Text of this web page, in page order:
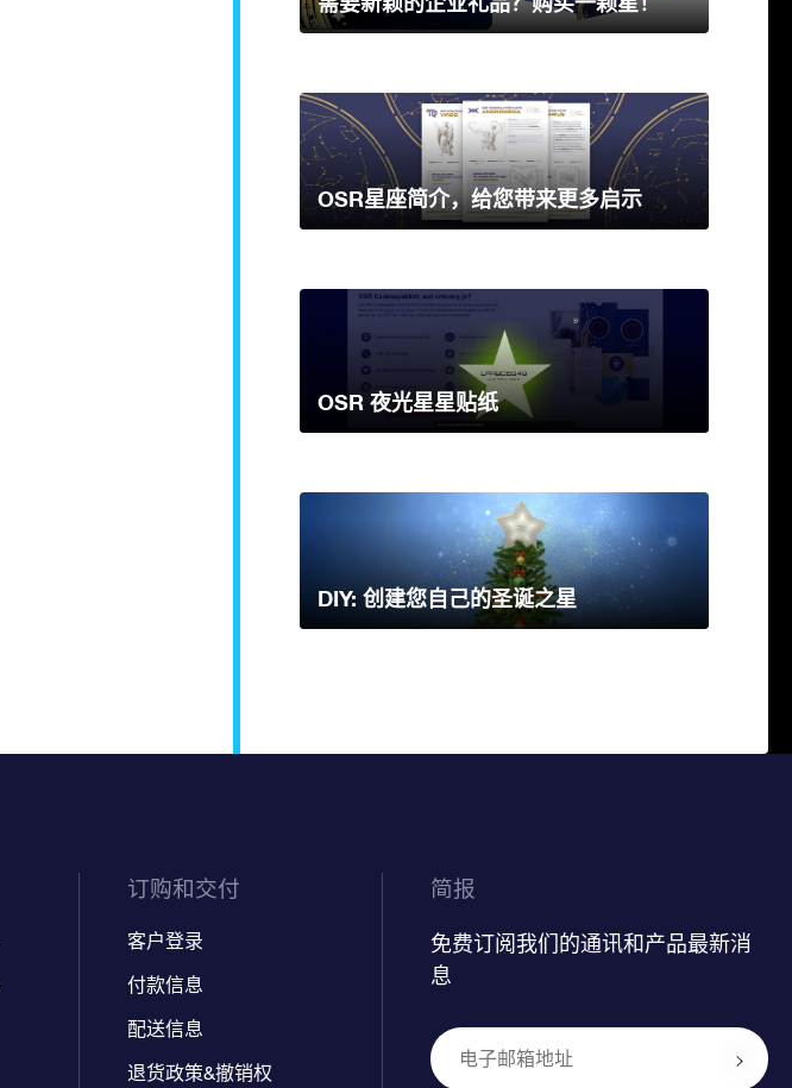
OSR星座简介，给您带来更多启示
OSR 夜光星星贴纸
DIY: 创建您自己的圣诞之星
订购和交付
客户登录
付款信息
配送信息
退货政策&撤销权
简报
免费订阅我们的通讯和产品最新消
息